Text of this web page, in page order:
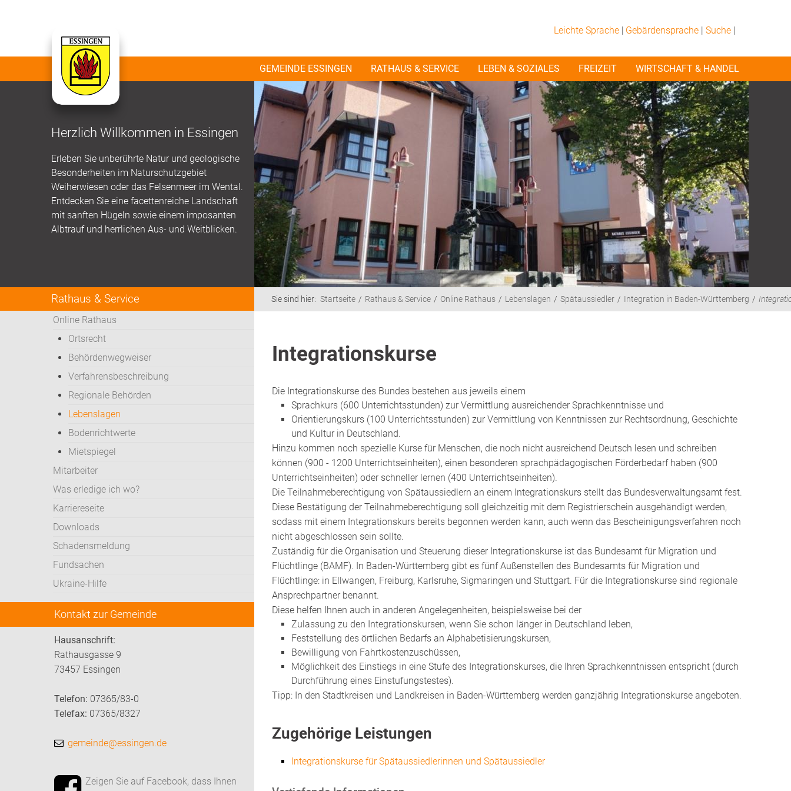
Leichte Sprache | Gebärdensprache | Suche|
GEMEINDE ESSINGEN RATHAUS & SERVICE LEBEN & SOZIALES FREIZEIT WIRTSCHAFT & HANDEL
Herzlich Willkommen in Essingen
Erleben Sie unberührte Natur und geologische
Besonderheiten im Naturschutzgebiet
Weiherwiesen oder das Felsenmeer im Wental.
Entdecken Sie eine facettenreiche Landschaft
mit sanften Hügeln sowie einem imposanten
Albtrauf und herrlichen Aus- und Weitblicken.
Rathaus & Service
Online Rathaus
Ortsrecht
Behördenwegweiser
Verfahrensbeschreibung
Regionale Behörden
Lebenslagen
Bodenrichtwerte
Mietspiegel
Mitarbeiter
Was erledige ich wo?
Karriereseite
Downloads
Schadensmeldung
Fundsachen
Ukraine-Hilfe
Kontakt zur Gemeinde
Hausanschrift:
Rathausgasse 9
73457 Essingen
Telefon: 07365/83-0
Telefax: 07365/8327
gemeinde@essingen.de
Zeigen Sie auf Facebook, dass Ihnen
Sie sind hier: Startseite Rathaus & Service Online Rathaus Lebenslagen Spätaussiedler Integration in Baden-Württemberg
Integrationskurse
Die Integrationskurse des Bundes bestehen aus jeweils einem
Sprachkurs (600 Unterrichtsstunden) zur Vermittlung ausreichender Sprachkenntnisse und
Orientierungskurs (100 Unterrichtsstunden) zur Vermittlung von Kenntnissen zur Rechtsordnung, Geschichte
und Kultur in Deutschland.
Hinzu kommen noch spezielle Kurse für Menschen, die noch nicht ausreichend Deutsch lesen und schreiben
können (900 - 1200 Unterrichtseinheiten), einen besonderen sprachpädagogischen Förderbedarf haben (900
Unterrichtseinheiten) oder schneller lernen (400 Unterrichtseinheiten).
Die Teilnahmeberechtigung von Spätaussiedlern an einem Integrationskurs stellt das Bundesverwaltungsamt fest.
Diese Bestätigung der Teilnahmeberechtigung soll gleichzeitig mit dem Registrierschein ausgehändigt werden,
sodass mit einem Integrationskurs bereits begonnen werden kann, auch wenn das Bescheinigungsverfahren noch
nicht abgeschlossen sein sollte.
Zuständig für die Organisation und Steuerung dieser Integrationskurse ist das Bundesamt für Migration und
Flüchtlinge (BAMF). In Baden-Württemberg gibt es fünf Außenstellen des Bundesamts für Migration und
Flüchtlinge: in Ellwangen, Freiburg, Karlsruhe, Sigmaringen und Stuttgart. Für die Integrationskurse sind regionale
Ansprechpartner benannt.
Diese helfen Ihnen auch in anderen Angelegenheiten, beispielsweise bei der
Zulassung zu den Integrationskursen, wenn Sie schon länger in Deutschland leben,
Feststellung des örtlichen Bedarfs an Alphabetisierungskursen,
Bewilligung von Fahrtkostenzuschüssen,
Möglichkeit des Einstiegs in eine Stufe des Integrationskurses, die Ihren Sprachkenntnissen entspricht (durch
Durchführung eines Einstufungstestes).
Tipp: In den Stadtkreisen und Landkreisen in Baden-Württemberg werden ganzjährig Integrationskurse angeboten.
Zugehörige Leistungen
Integrationskurse für Spätaussiedlerinnen und Spätaussiedler